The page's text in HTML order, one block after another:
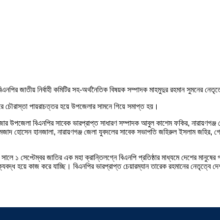
জাতীয় নির্বাহী কমিটির সহ-অর্থনৈতিক বিষয়ক সম্পাদক মাহমুদুর রহমান সুমনের
চৌরাস্তা পায়রাচত্তর হয়ে উপজেলার সামনে গিয়ে সমাপ্ত হয়।
উপজেলা বিএনপির সাবেক ভারপ্রাপ্ত সাধারণ সম্পাদক আবুল কাশেম ফকির,
হোসেন হানজালা, নারায়ণগঞ্জ জেলা যুবদলের সাবেক সভাপতি জহিরুল ইসলাম জহির,
১ সেপ্টেম্বর জাতির এক মহা ক্রান্তিলগ্নে বিএনপি প্রতিষ্ঠার মাধ্যমে দেশের
হয়ে কাজ করে যাচ্ছি। বিএনপির ভারপ্রাপ্ত চেয়ারম্যান তারেক রহমানের নেতৃত্বে